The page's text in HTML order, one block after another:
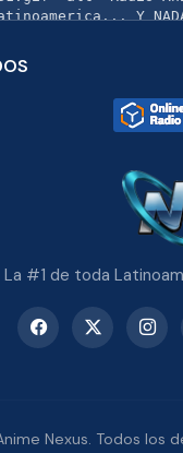
La #1 de toda
Nexus. Todos los